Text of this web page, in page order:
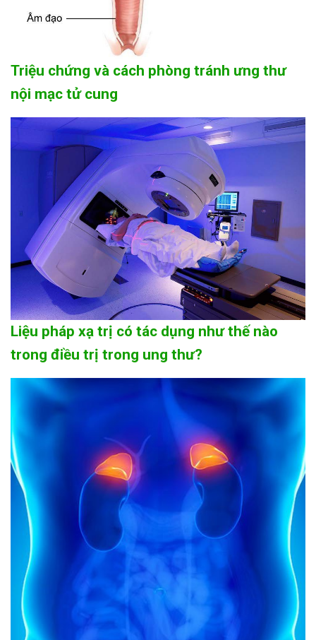
Triệu chứng và cách phòng tránh ưng thư
nội mạc tử cung
Liệu pháp xạ trị có tác dụng như thế nào
trong điều trị trong ung thư?